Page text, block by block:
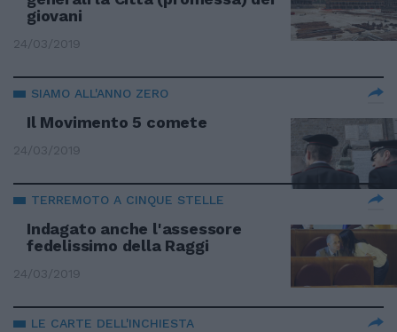
giovani
24/03/2019
SIAMO ALL'ANNO ZERO
Il Movimento 5 comete
24/03/2019
TERREMOTO A CINQUE STELLE
Indagato anche l'assessore
fedelissimo della Raggi
24/03/2019
LE CARTE DELL'INCHIESTA